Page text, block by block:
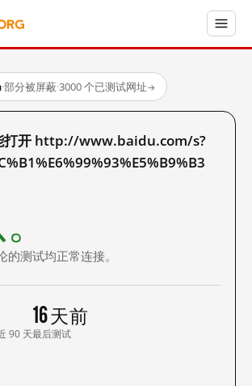
·部分被屏蔽·3000 个已测试网址→
打开 http://www.baidu.com/s?
测试均正常连接。
90 天
16 天前
最后测试